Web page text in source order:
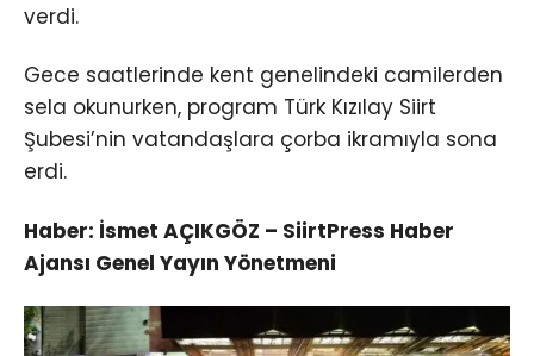
verdi.
Gece saatlerinde kent genelindeki camilerden
sela okunurken, program Türk Kızılay Siirt
Şubesi’nin vatandaşlara çorba ikramıyla sona
erdi.
Haber: İsmet AÇIKGÖZ – SiirtPress Haber
Ajansı Genel Yayın Yönetmeni